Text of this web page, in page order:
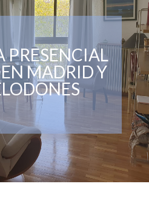
PRESENCIAL
MADRID Y